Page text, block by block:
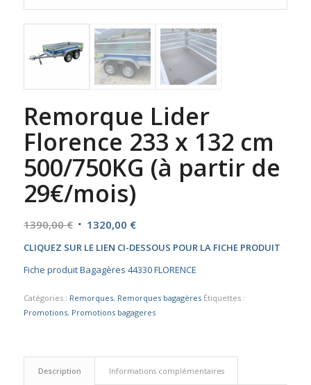
Remorque Lider
Florence 233 x 132 cm
500/750KG (à partir de
29€/mois)
1390,00€ Le
était :
1320,00 €Le
est :
CLIQUEZ SUR LE LIEN CI-DESSOUS POUR LA FICHE PRODUIT
Fiche produit Bagagères 44330 FLORENCE
Catégories : Remorques, Remorques bagagères Étiquettes :
Promotions, Promotions bagageres
Description Informations complémentaires